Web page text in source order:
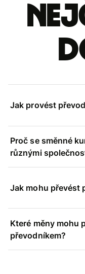
Jak provést
Proč se směnné
různými
Jak mohu převést
Které měny mohu
převodníkem?